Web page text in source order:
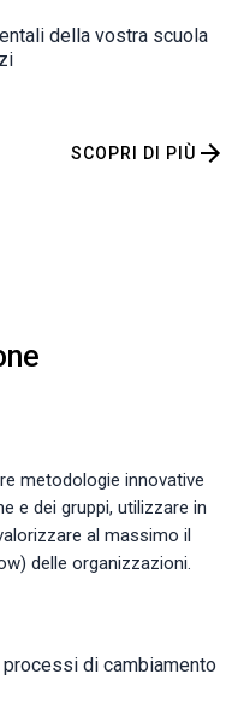
della vostra scuola
SCOPRI DI PIÙ
metodologie innovative
e dei gruppi, utilizzare in
al massimo il
delle organizzazioni.
di cambiamento